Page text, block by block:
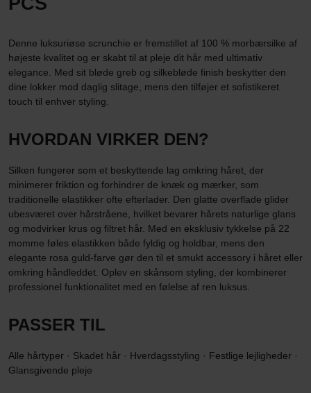
Denne luksuriøse scrunchie er fremstillet af 100 % morbærsilke af
højeste kvalitet og er skabt til at pleje dit hår med ultimativ
elegance. Med sit bløde greb og silkebløde finish beskytter den
dine lokker mod daglig slitage, mens den tilføjer et sofistikeret
touch til enhver styling.
HVORDAN VIRKER DEN?
Silken fungerer som et beskyttende lag omkring håret, der
minimerer friktion og forhindrer de knæk og mærker, som
traditionelle elastikker ofte efterlader. Den glatte overflade glider
ubesværet over hårstråene, hvilket bevarer hårets naturlige glans
og modvirker krus og filtret hår. Med en eksklusiv tykkelse på 22
momme føles elastikken både fyldig og holdbar, mens den
elegante rosa guld-farve gør den til et smukt accessory i håret eller
omkring håndleddet. Oplev en skånsom styling, der kombinerer
professionel funktionalitet med en følelse af ren luksus.
PASSER TIL
Alle hårtyper · Skadet hår · Hverdagsstyling · Festlige lejligheder ·
Glansgivende pleje